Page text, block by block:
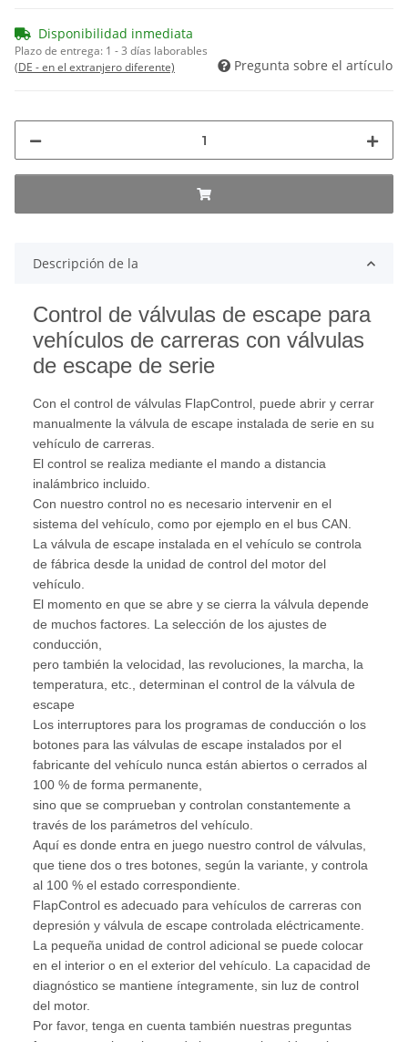
Disponibilidad inmediata
Plazo de entrega: 1 - 3 días laborables
(DE - en el extranjero diferente)
Pregunta sobre el artículo
Descripción de la
Control de válvulas de escape para
vehículos de carreras con válvulas
de escape de serie
Con el control de válvulas FlapControl, puede abrir y cerrar
manualmente la válvula de escape instalada de serie en su
vehículo de carreras.
El control se realiza mediante el mando a distancia
inalámbrico incluido.
Con nuestro control no es necesario intervenir en el
sistema del vehículo, como por ejemplo en el bus CAN.
La válvula de escape instalada en el vehículo se controla
de fábrica desde la unidad de control del motor del
vehículo.
El momento en que se abre y se cierra la válvula depende
de muchos factores. La selección de los ajustes de
conducción,
pero también la velocidad, las revoluciones, la marcha, la
temperatura, etc., determinan el control de la válvula de
escape
Los interruptores para los programas de conducción o los
botones para las válvulas de escape instalados por el
fabricante del vehículo nunca están abiertos o cerrados al
100 % de forma permanente,
sino que se comprueban y controlan constantemente a
través de los parámetros del vehículo.
Aquí es donde entra en juego nuestro control de válvulas,
que tiene dos o tres botones, según la variante, y controla
al 100 % el estado correspondiente.
FlapControl es adecuado para vehículos de carreras con
depresión y válvula de escape controlada eléctricamente.
La pequeña unidad de control adicional se puede colocar
en el interior o en el exterior del vehículo. La capacidad de
diagnóstico se mantiene íntegramente, sin luz de control
del motor.
Por favor, tenga en cuenta también nuestras preguntas